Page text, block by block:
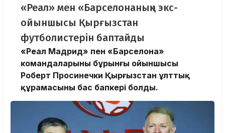
«Реал» мен «Барселонаның» экс-
ойыншысы Қырғызстан
футболистерін баптайды
«Реал Мадрид» пен «Барселона»
командаларының бұрынғы ойыншысы
Роберт Просинечки Қырғызстан ұлттық
құрамасының бас бапкері болды.